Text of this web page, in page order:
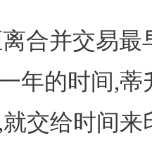
合并交易最
年的时间,
交给时间来